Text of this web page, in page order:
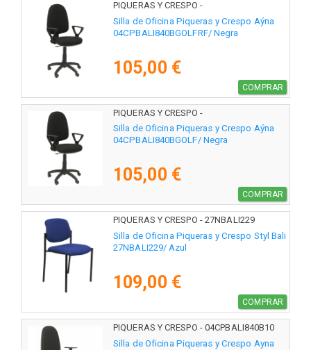
PIQUERAS Y CRESPO -
04CPBALI840BGOLFRF
Silla de Oficina Piqueras y Crespo Aýna
04CPBALI840BGOLFRF/ Negra
105,00 €
COMPRAR
PIQUERAS Y CRESPO -
04CPBALI840BGOLF
Silla de Oficina Piqueras y Crespo Aýna
04CPBALI840BGOLF/ Negra
105,00 €
COMPRAR
PIQUERAS Y CRESPO - 27NBALI229
Silla de Oficina Piqueras y Crespo Styl Bali
27NBALI229/ Azul
109,00 €
COMPRAR
PIQUERAS Y CRESPO - 04CPBALI840B10
Silla de Oficina Piqueras y Crespo Ayna